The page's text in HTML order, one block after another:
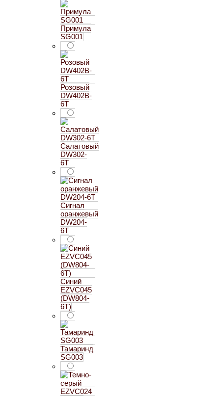
Примула
SG001
Розовый
DW402B-
6T
Салатовый
DW302-
6T
Сигнал
оранжевый
DW204-
6T
Синий
EZVC045
(DW804-
6T)
Тамаринд
SG003